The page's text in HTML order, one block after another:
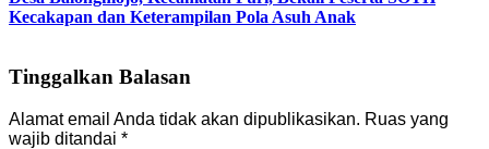
Kecakapan dan Keterampilan Pola Asuh Anak
Tinggalkan Balasan
Alamat email Anda tidak akan dipublikasikan. Ruas yang
wajib ditandai *